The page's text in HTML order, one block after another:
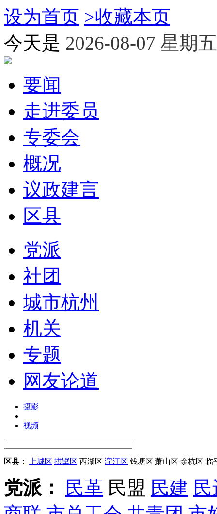
设为首页 >收藏本页
今天是 2026-08-07 星期五
要闻
走进委员
专委会
概况
议政建言
区县
党派
社团
城市杭州
机关
专题
网友论道
摄影
视频
区县： 上城区 拱墅区 西湖区 滨江区 钱塘区 萧山区 余杭区 临
党派： 民革 民盟 民建